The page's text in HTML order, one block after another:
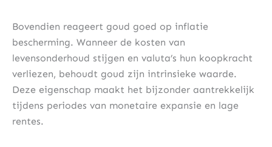
Bovendien reageert goud goed op inflatie
bescherming. Wanneer de kosten van
levensonderhoud stijgen en valuta’s hun koopkracht
verliezen, behoudt goud zijn intrinsieke waarde.
Deze eigenschap maakt het bijzonder aantrekkelijk
tijdens periodes van monetaire expansie en lage
rentes.